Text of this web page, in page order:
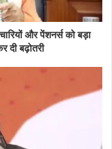
और पेंशनर्स को बड़ा
दी बढ़ोतरी